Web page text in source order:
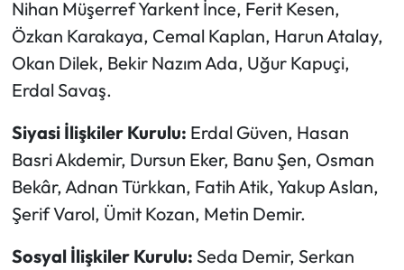
Nihan Müşerref Yarkent İnce, Ferit Kesen,
Özkan Karakaya, Cemal Kaplan, Harun Atalay,
Okan Dilek, Bekir Nazım Ada, Uğur Kapuçi,
Erdal Savaş.
Siyasi İlişkiler Kurulu: Erdal Güven, Hasan
Basri Akdemir, Dursun Eker, Banu Şen, Osman
Bekâr, Adnan Türkkan, Fatih Atik, Yakup Aslan,
Şerif Varol, Ümit Kozan, Metin Demir.
Sosyal İlişkiler Kurulu: Seda Demir, Serkan